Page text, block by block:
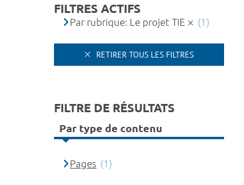
FILTRES ACTIFS
Par rubrique: Le projet TIE (1)
RETIRER TOUS LES FILTRES
FILTRE DE RÉSULTATS
Par type de contenu
Pages (1)